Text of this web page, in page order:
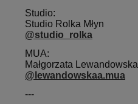
Studio:
Studio Rolka Młyn
@studio_rolka
MUA:
Małgorzata Lewandowska
@lewandowskaa.mua
---